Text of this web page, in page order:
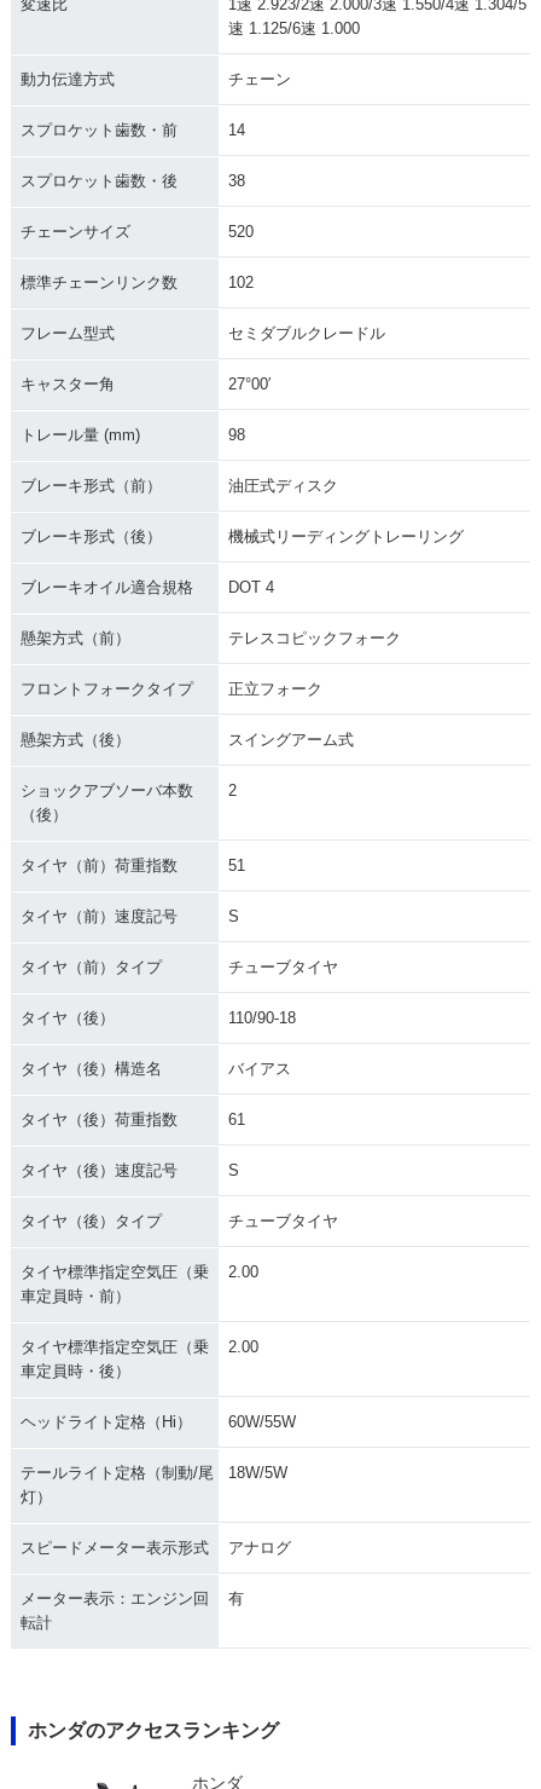
変速比
1速 2.923/2速 2.000/3速 1.550/4速 1.304/5
速 1.125/6速 1.000
動力伝達方式 チェーン
スプロケット歯数・前 14
スプロケット歯数・後 38
チェーンサイズ 520
標準チェーンリンク数 102
フレーム型式 セミダブルクレードル
キャスター角 27°00′
トレール量 (mm) 98
ブレーキ形式（前） 油圧式ディスク
ブレーキ形式（後） 機械式リーディングトレーリング
ブレーキオイル適合規格 DOT 4
懸架方式（前） テレスコピックフォーク
フロントフォークタイプ 正立フォーク
懸架方式（後） スイングアーム式
ショックアブソーバ本数
（後）
2
タイヤ（前）荷重指数 51
タイヤ（前）速度記号 S
タイヤ（前）タイプ チューブタイヤ
タイヤ（後） 110/90-18
タイヤ（後）構造名 バイアス
タイヤ（後）荷重指数 61
タイヤ（後）速度記号 S
タイヤ（後）タイプ チューブタイヤ
タイヤ標準指定空気圧（乗
車定員時・前）
2.00
タイヤ標準指定空気圧（乗
車定員時・後）
2.00
ヘッドライト定格（Hi） 60W/55W
テールライト定格（制動/尾
灯）
18W/5W
スピードメーター表示形式 アナログ
メーター表示：エンジン回
転計
有
ホンダのアクセスランキング
ホンダ